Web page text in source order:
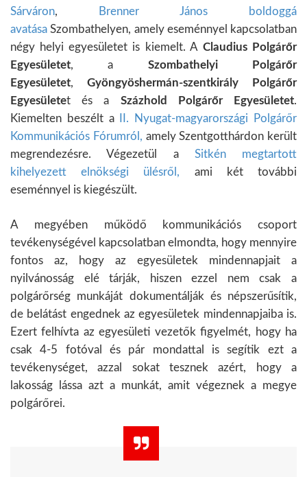
Sárváron,
Brenner János boldoggá
avatásaSzombathelyen, amely eseménnyel kapcsolatban
négy helyi egyesületet is kiemelt. A Claudius Polgárőr
Egyesületet, a Szombathelyi Polgárőr
Egyesületet, Gyöngyöshermán-szentkirály Polgárőr
Egyesületet és a Százhold Polgárőr Egyesületet.
Kiemelten beszélt a
II. Nyugat-magyarországi Polgárőr
Kommunikációs Fórumról, amely Szentgotthárdon került
megrendezésre. Végezetül a Sitkén megtartott
kihelyezett elnökségi ülésről, ami két további
eseménnyel is kiegészült.
A megyében működő kommunikációs csoport
tevékenységével kapcsolatban elmondta, hogy mennyire
fontos az, hogy az egyesületek mindennapjait a
nyilvánosság elé tárják, hiszen ezzel nem csak a
polgárőrség munkáját dokumentálják és népszerűsítik,
de belátást engednek az egyesületek mindennapjaiba is.
Ezert felhívta az egyesületi vezetők figyelmét, hogy ha
csak 4-5 fotóval és pár mondattal is segítik ezt a
tevékenységet, azzal sokat tesznek azért, hogy a
lakosság lássa azt a munkát, amit végeznek a megye
polgárőrei.